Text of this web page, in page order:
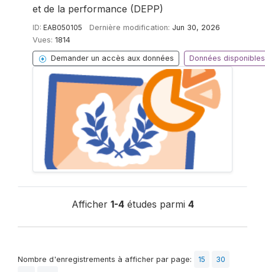
et de la performance (DEPP)
ID: EAB050105 Dernière modification: Jun 30, 2026
Vues: 1814
Demander un accès aux données Données disponibles
Afficher 1-4études parmi 4
Nombre d'enregistrements à afficher par page: 15
30